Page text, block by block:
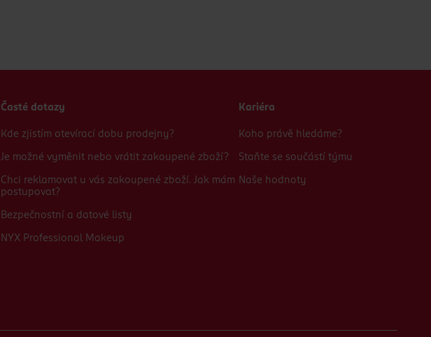
Časté dotazy
Kde zjistím otevírací dobu prodejny?
Je možné vyměnit nebo vrátit zakoupené zboží?
Chci reklamovat u vás zakoupené zboží. Jak mám
postupovat?
Bezpečnostní a datové listy
NYX Professional Makeup
Kariéra
Koho právě hledáme?
Staňte se součástí týmu
Naše hodnoty